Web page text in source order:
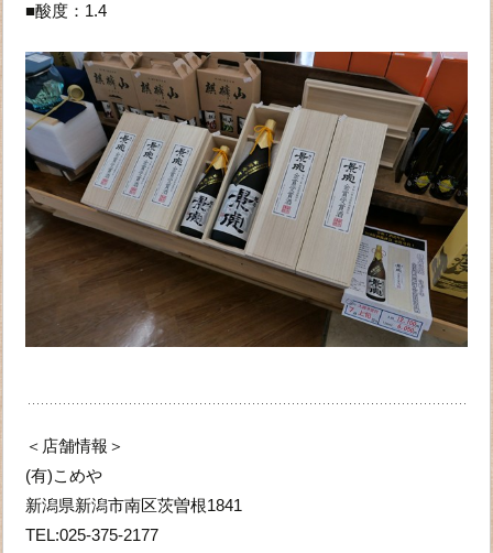
■酸度：1.4
＜店舗情報＞
(有)こめや
新潟県新潟市南区茨曽根1841
TEL:025-375-2177